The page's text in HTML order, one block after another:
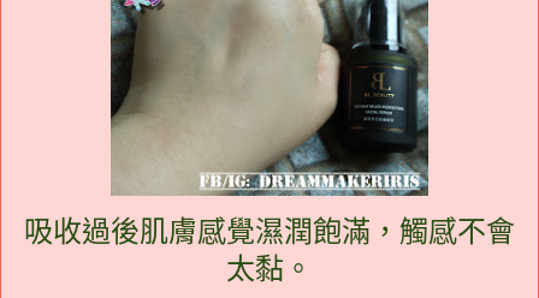
吸收過後肌膚感覺濕潤飽滿，觸感不會
太黏。